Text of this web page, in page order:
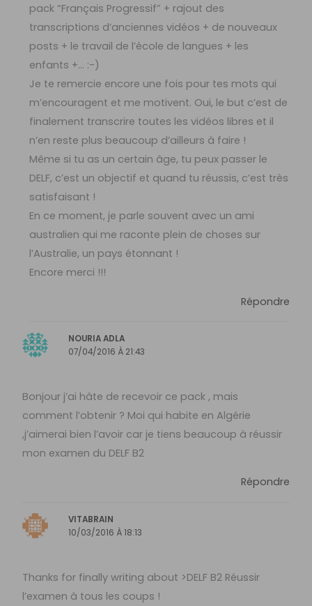
pack “Français Progressif” + rajout des
transcriptions d’anciennes vidéos + de nouveaux
posts + le travail de l’école de langues + les
enfants +… :-)
Je te remercie encore une fois pour tes mots qui
m’encouragent et me motivent. Oui, le but c’est de
finalement transcrire toutes les vidéos libres et il
n’en reste plus beaucoup d’ailleurs à faire !
Même si tu as un certain âge, tu peux passer le
DELF, c’est un objectif et quand tu réussis, c’est très
satisfaisant !
En ce moment, je parle souvent avec un ami
australien qui me raconte plein de choses sur
l’Australie, un pays étonnant !
Encore merci !!!
Répondre
NOURIA ADLA
07/04/2016 À 21:43
Bonjour j’ai hâte de recevoir ce pack , mais
comment l’obtenir ? Moi qui habite en Algérie
,j’aimerai bien l’avoir car je tiens beaucoup à réussir
mon examen du DELF B2
Répondre
VITABRAIN
10/03/2016 À 18:13
Thanks for finally writing about >DELF B2 Réussir
l’examen à tous les coups !